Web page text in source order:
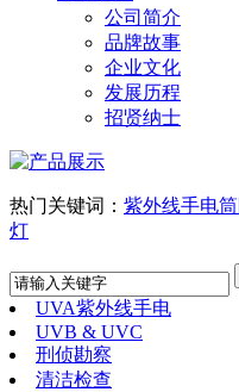
公司简介
品牌故事
企业文化
发展历程
招贤纳士
热门关键词： 紫外线手电筒
灯
UVA紫外线手电
UVB & UVC
刑侦勘察
清洁检查